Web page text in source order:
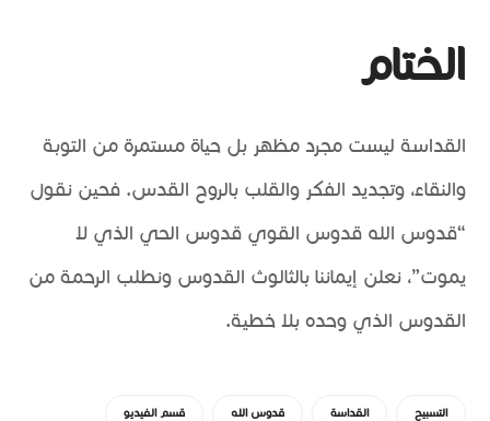
الختام
القداسة ليست مجرد مظهر بل حياة مستمرة من التوبة
والنقاء، وتجديد الفكر والقلب بالروح القدس. فحين نقول
“قدوس الله قدوس القوي قدوس الحي الذي لا
يموت”، نعلن إيماننا بالثالوث القدوس ونطلب الرحمة من
القدوس الذي وحده بلا خطية.
التسبيح القداسة قدوس الله قسم الفيديو